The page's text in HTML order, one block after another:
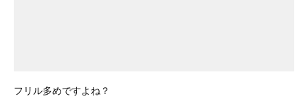
フリル多めですよね？